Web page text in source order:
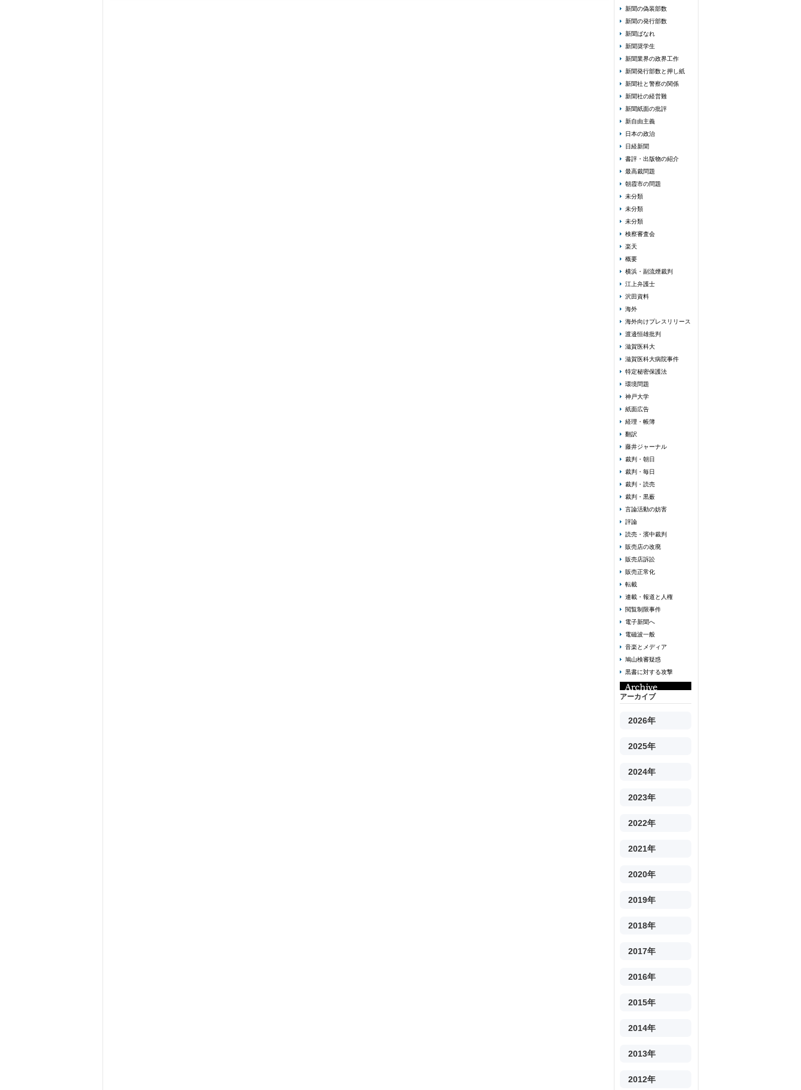
新聞の偽装部数
新聞の発行部数
新聞ばなれ
新聞奨学生
新聞業界の政界工作
新聞発行部数と押し紙
新聞社と警察の関係
新聞社の経営難
新聞紙面の批評
新自由主義
日本の政治
日経新聞
書評・出版物の紹介
最高裁問題
朝霞市の問題
未分類
未分類
未分類
検察審査会
楽天
概要
横浜・副流煙裁判
江上弁護士
沢田資料
海外
海外向けプレスリリース
渡邉恒雄批判
滋賀医科大
滋賀医科大病院事件
特定秘密保護法
環境問題
神戸大学
紙面広告
経理・帳簿
翻訳
藤井ジャーナル
裁判・朝日
裁判・毎日
裁判・読売
裁判・黒薮
言論活動の妨害
評論
読売・濱中裁判
販売店の改廃
販売店訴訟
販売正常化
転載
連載・報道と人権
閲覧制限事件
電子新聞へ
電磁波一般
音楽とメディア
鳩山検審疑惑
黒書に対する攻撃
アーカイブ
2026年
2025年
2024年
2023年
2022年
2021年
2020年
2019年
2018年
2017年
2016年
2015年
2014年
2013年
2012年